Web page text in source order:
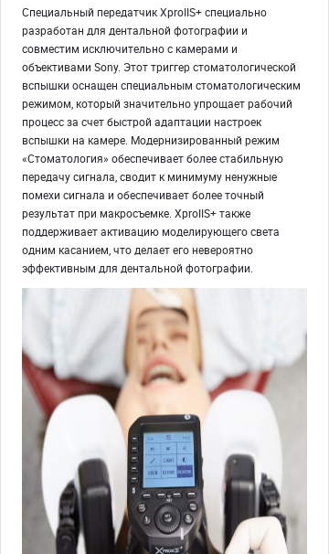
Специальный передатчик XproIIS+ специально
разработан для дентальной фотографии и
совместим исключительно с камерами и
объективами Sony. Этот триггер стоматологической
вспышки оснащен специальным стоматологическим
режимом, который значительно упрощает рабочий
процесс за счет быстрой адаптации настроек
вспышки на камере. Модернизированный режим
«Стоматология» обеспечивает более стабильную
передачу сигнала, сводит к минимуму ненужные
помехи сигнала и обеспечивает более точный
результат при макросъемке. XproIIS+ также
поддерживает активацию моделирующего света
одним касанием, что делает его невероятно
эффективным для дентальной фотографии.